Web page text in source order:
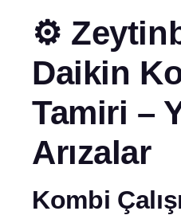
⚙️
Daikin
Tamiri –
Arızalar
Kombi